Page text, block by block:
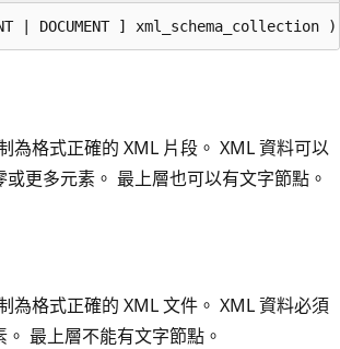
為格式正確的 XML 片段。 XML 資料可以
更多元素。 最上層也可以有文字節點。
為格式正確的 XML 文件。 XML 資料必須
最上層不能有文字節點。